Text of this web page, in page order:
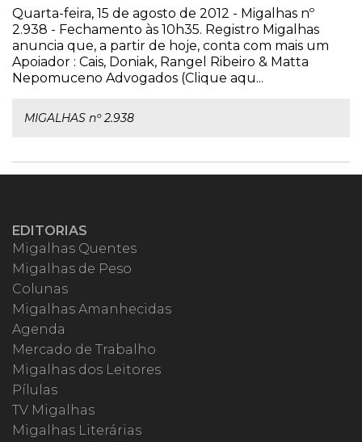
Quarta-feira, 15 de agosto de 2012 - Migalhas nº
2.938 - Fechamento às 10h35. Registro Migalhas
anuncia que, a partir de hoje, conta com mais um
Apoiador : Cais, Doniak, Rangel Ribeiro & Matta
Nepomuceno Advogados (Clique aqu...
MIGALHAS nº 2.938
EDITORIAS
Migalhas Quentes
Migalhas de Peso
Colunas
Migalhas Amanhecidas
Agenda
Mercado de Trabalho
Migalhas dos Leitores
Pílulas
TV Migalhas
Migalhas Literárias